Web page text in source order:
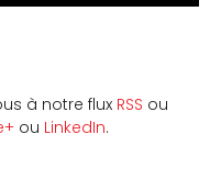
à notre flux RSS ou
ou LinkedIn.